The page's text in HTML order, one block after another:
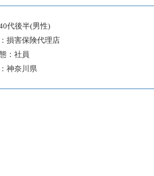
代後半(男性)
損害保険代理店
：社員
神奈川県